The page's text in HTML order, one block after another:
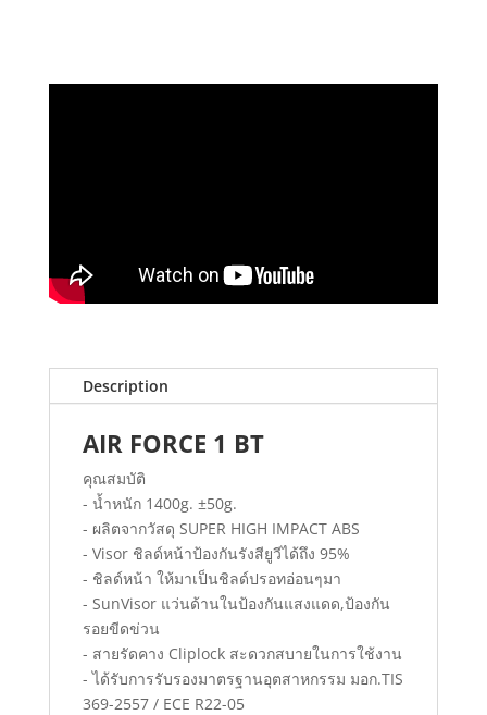
Description
AIR FORCE 1 BT
คุณสมบัติ
- น้ำหนัก 1400g. ±50g.
- ผลิตจากวัสดุ SUPER HIGH IMPACT ABS
- Visor ชิลด์หน้าป้องกันรังสียูวีได้ถึง 95%
- ชิลด์หน้า ให้มาเป็นชิลด์ปรอทอ่อนๆมา
- SunVisor แว่นด้านในป้องกันแสงแดด,ป้องกัน
รอยขีดข่วน
- สายรัดคาง Cliplock สะดวกสบายในการใช้งาน
- ได้รับการรับรองมาตรฐานอุตสาหกรรม มอก.TIS
369-2557 / ECE R22-05